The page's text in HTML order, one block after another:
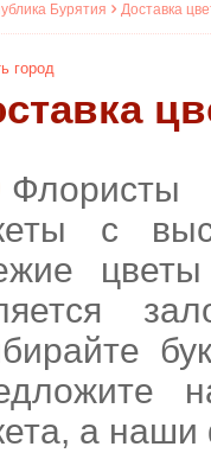
Бурятия Доставка
город
Флористы
с
а